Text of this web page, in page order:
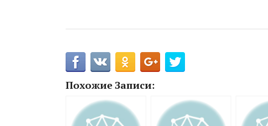
Похожие Записи: